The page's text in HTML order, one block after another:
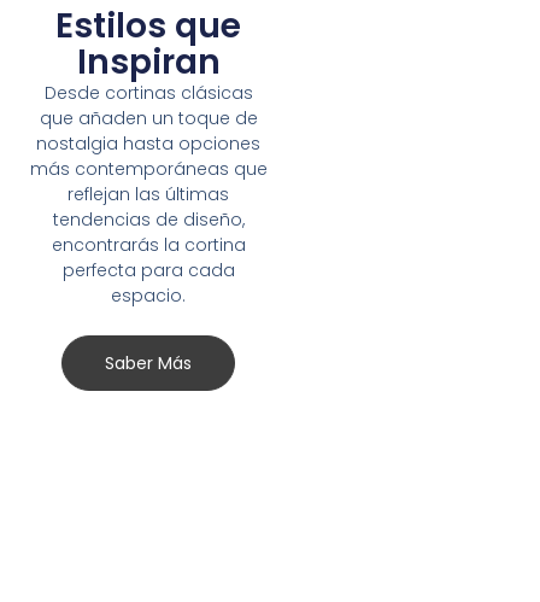
Estilos que
Inspiran
Desde cortinas clásicas
que añaden un toque de
nostalgia hasta opciones
más contemporáneas que
reflejan las últimas
tendencias de diseño,
encontrarás la cortina
perfecta para cada
espacio.
Saber Más